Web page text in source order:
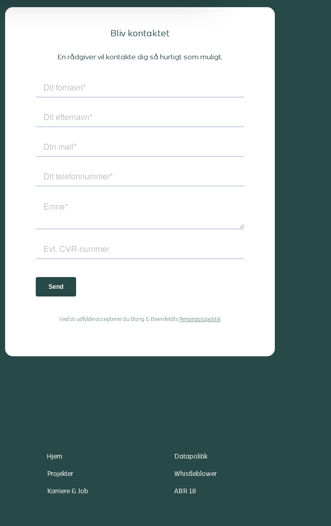
Bliv kontaktet
En rådgiver vil kontakte dig så hurtigt som muligt.
Ved at udfylde accepterer du Bang & Beenfeldts Persondatapolitik
Hjem Datapolitik
Projekter Whistleblower
Karriere & Job ABR 18